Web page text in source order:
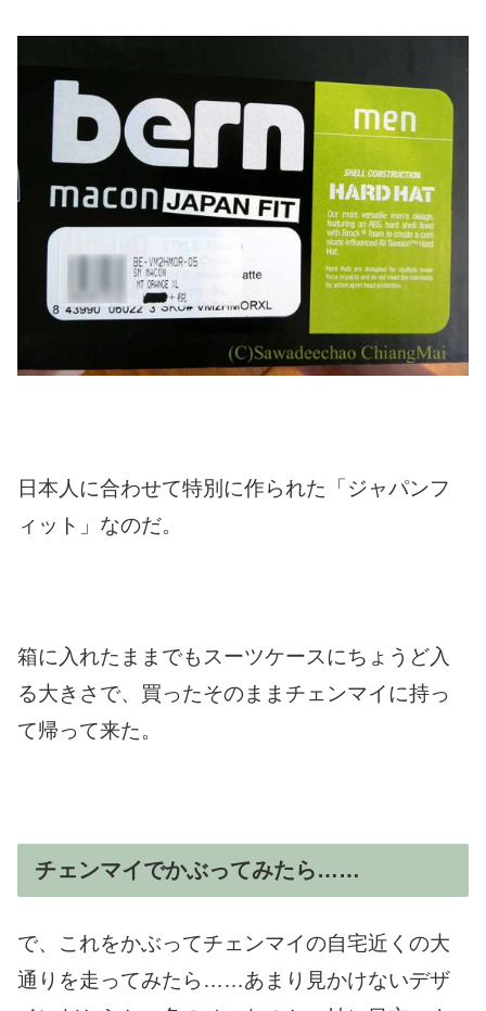
日本人に合わせて特別に作られた「ジャパンフ
ィット」なのだ。
箱に入れたままでもスーツケースにちょうど入
る大きさで、買ったそのままチェンマイに持っ
て帰って来た。
チェンマイでかぶってみたら……
で、これをかぶってチェンマイの自宅近くの大
通りを走ってみたら……あまり見かけないデザ